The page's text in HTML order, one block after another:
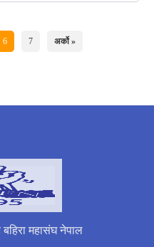
6 7 अर्को »
बहिरा महासंघ नेपाल